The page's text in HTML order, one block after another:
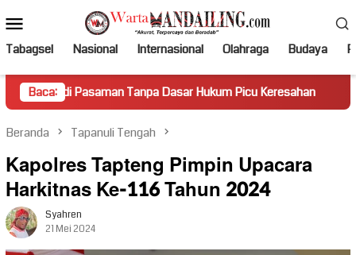
ke
kontenMobile
Tabagsel Nasional Internasional Olahraga Budaya
Baca:Tanpa Dasar Hukum Picu Keresahan Truk Miring
Beranda Tapanuli Tengah
Kapolres Tapteng Pimpin Upacara
Harkitnas Ke-116 Tahun 2024
Syahren
21 Mei 2024